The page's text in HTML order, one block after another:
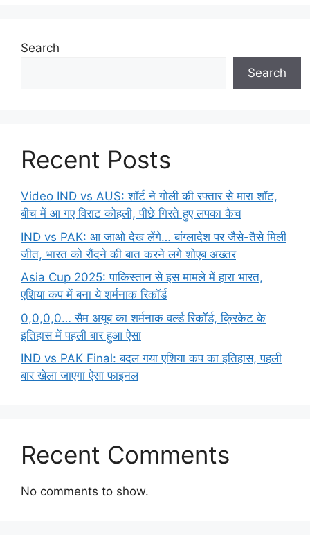
Search
Search
Recent Posts
Video IND vs AUS: शॉर्ट ने गोली की रफ्तार से मारा शॉट,
बीच में आ गए विराट कोहली, पीछे गिरते हुए लपका कैच
IND vs PAK: आ जाओ देख लेंगे… बांग्लादेश पर जैसे-तैसे मिली
जीत, भारत को रौंदने की बात करने लगे शोएब अख्तर
Asia Cup 2025: पाकिस्तान से इस मामले में हारा भारत,
एशिया कप में बना ये शर्मनाक रिकॉर्ड
0,0,0,0… सैम अयूब का शर्मनाक वर्ल्ड रिकॉर्ड, क्रिकेट के
इतिहास में पहली बार हुआ ऐसा
IND vs PAK Final: बदल गया एशिया कप का इतिहास, पहली
बार खेला जाएगा ऐसा फाइनल
Recent Comments
No comments to show.